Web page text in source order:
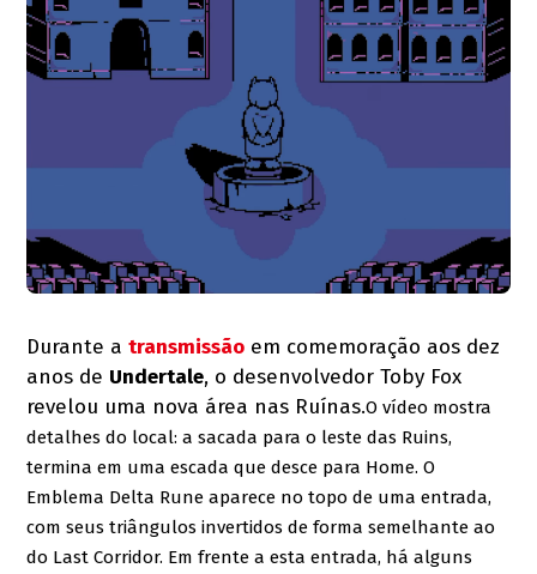
Durante atransmissão em comemoração aos dez
anos de Undertale, o desenvolvedor Toby Fox
revelou uma nova área nas Ruínas.O vídeo mostra
detalhes do local: a sacada para o leste das Ruins,
termina em uma escada que desce para Home. O
Emblema Delta Rune aparece no topo de uma entrada,
com seus triângulos invertidos de forma semelhante ao
do Last Corridor. Em frente a esta entrada, há alguns